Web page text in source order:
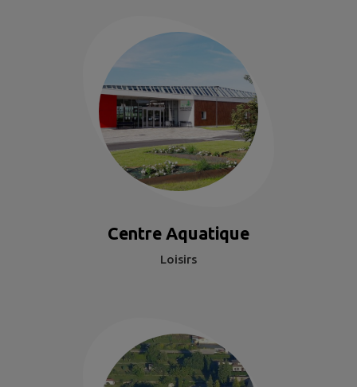
Centre Aquatique
Loisirs